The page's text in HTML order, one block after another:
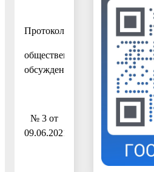
Протокол
общественных
обсуждений
№ 3 от
09.06.2021